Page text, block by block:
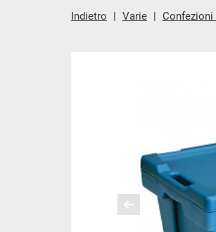
Indietro Varie Confezioni